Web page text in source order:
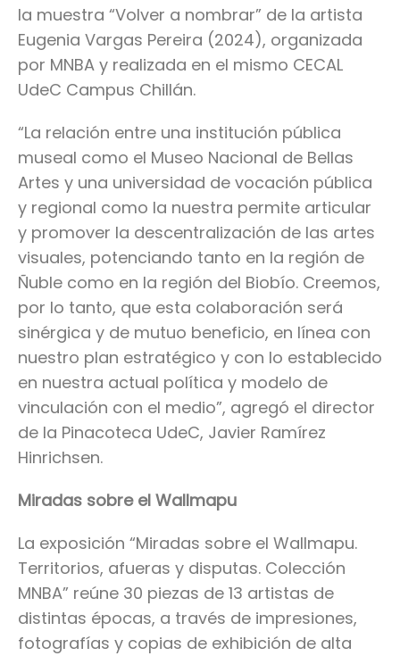
la muestra “Volver a nombrar” de la artista
Eugenia Vargas Pereira (2024), organizada
por MNBA y realizada en el mismo CECAL
UdeC Campus Chillán.
“La relación entre una institución pública
museal como el Museo Nacional de Bellas
Artes y una universidad de vocación pública
y regional como la nuestra permite articular
y promover la descentralización de las artes
visuales, potenciando tanto en la región de
Ñuble como en la región del Biobío. Creemos,
por lo tanto, que esta colaboración será
sinérgica y de mutuo beneficio, en línea con
nuestro plan estratégico y con lo establecido
en nuestra actual política y modelo de
vinculación con el medio”, agregó el director
de la Pinacoteca UdeC, Javier Ramírez
Hinrichsen.
Miradas sobre el Wallmapu
La exposición “Miradas sobre el Wallmapu.
Territorios, afueras y disputas. Colección
MNBA” reúne 30 piezas de 13 artistas de
distintas épocas, a través de impresiones,
fotografías y copias de exhibición de alta